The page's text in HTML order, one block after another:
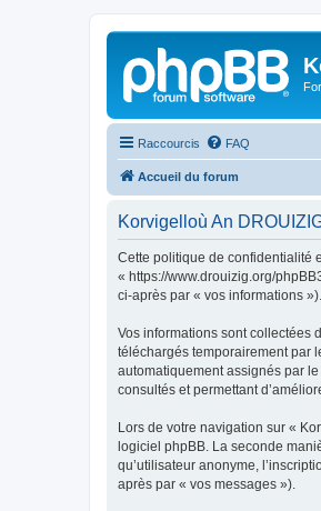
Raccourcis FAQ
Accueil du forum
Korvigelloù An
Cette politique de confidentialité
« https://www.drouizig.org/
ci-après par « vos informations »).
Vos informations sont collectées
téléchargés temporairement par
automatiquement assignés par
consultés et permettant
Lors de votre navigation sur «
logiciel phpBB. La seconde
qu’utilisateur anonyme,
après par « vos messages »).